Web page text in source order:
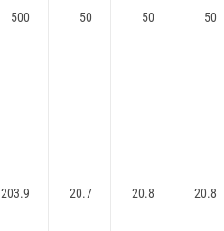
500 50 50 50
203.9 20.7 20.8 20.8